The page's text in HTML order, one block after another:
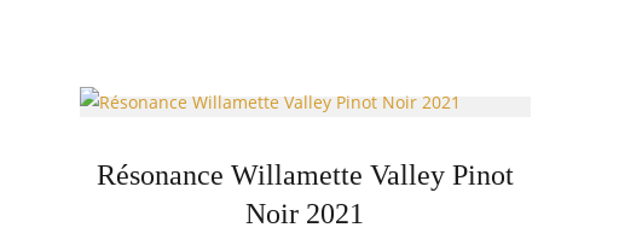
Résonance Willamette Valley Pinot
Noir 2021